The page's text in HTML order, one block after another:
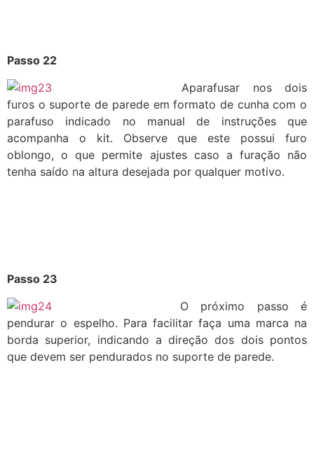
Passo 22
Aparafusar nos dois
furos o suporte de parede em formato de cunha com o
parafuso indicado no manual de instruções que
acompanha o kit. Observe que este possui furo
oblongo, o que permite ajustes caso a furação não
tenha saído na altura desejada por qualquer motivo.
Passo 23
O próximo passo é
pendurar o espelho. Para facilitar faça uma marca na
borda superior, indicando a direção dos dois pontos
que devem ser pendurados no suporte de parede.